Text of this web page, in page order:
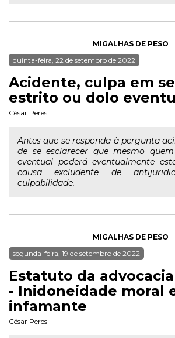
MIGALHAS DE PESO
quinta-feira, 22 de setembro de 2022
Acidente, culpa em
estrito ou dolo
César Peres
Antes que se responda à pergunta
de se esclarecer que mesmo
eventual poderá eventualmente
causa excludente de
culpabilidade.
MIGALHAS DE PESO
segunda-feira, 19 de setembro de 2022
Estatuto da
- Inidoneidade moral
infamante
César Peres